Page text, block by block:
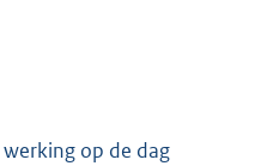
op de dag